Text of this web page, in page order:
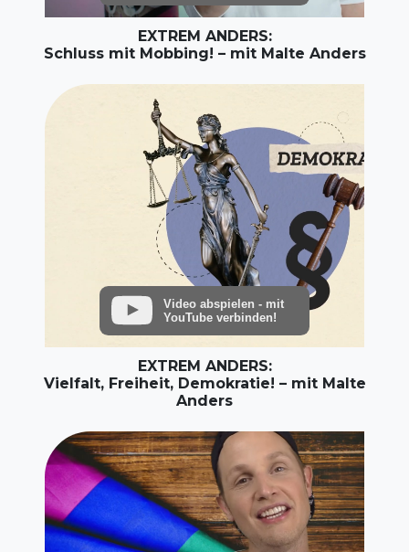
EXTREM ANDERS:
Schluss mit Mobbing! – mit Malte Anders
Video abspielen - mit
YouTube verbinden!
EXTREM ANDERS:
Vielfalt, Freiheit, Demokratie! – mit Malte
Anders